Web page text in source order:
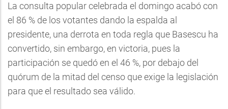
La consulta popular celebrada el domingo acabó con
el 86 % de los votantes dando la espalda al
presidente, una derrota en toda regla que Basescu ha
convertido, sin embargo, en victoria, pues la
participación se quedó en el 46 %, por debajo del
quórum de la mitad del censo que exige la legislación
para que el resultado sea válido.